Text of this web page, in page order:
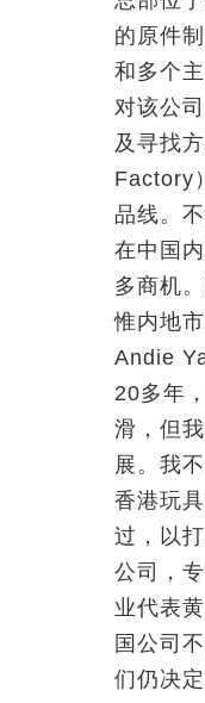
的原件
和多个
对该公
及寻找
Factory
品线。
在中国
多商机
惟内地
Andie
20多年
滑，但
展。我
香港玩
过，以
公司，
业代表
国公司
们仍决